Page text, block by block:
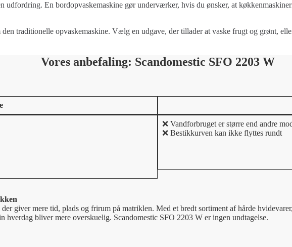
udfordring. En bordopvaskemaskine gør underværker, hvis du ønsker, at
traditionelle opvaskemaskine. Vælg en udgave, der tillader at vaske frugt og grønt,
Vores anbefaling: Scandomestic SFO 2203 W
❌ Vandforbruget er større end andre
❌ Bestikkurven kan ikke flyttes rundt
giver mere tid, plads og frirum på matriklen. Med et bredt sortiment af hårde
bliver mere overskuelig. Scandomestic SFO 2203 W er ingen undtagelse.